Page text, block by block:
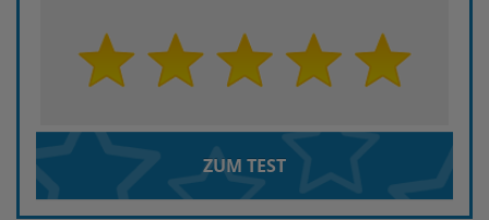
ZUM TEST